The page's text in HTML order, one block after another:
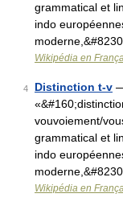
grammatical et
indo
Wikipédia en
4 Distinction t-v
vouvoiement/
grammatical et
indo
Wikipédia en